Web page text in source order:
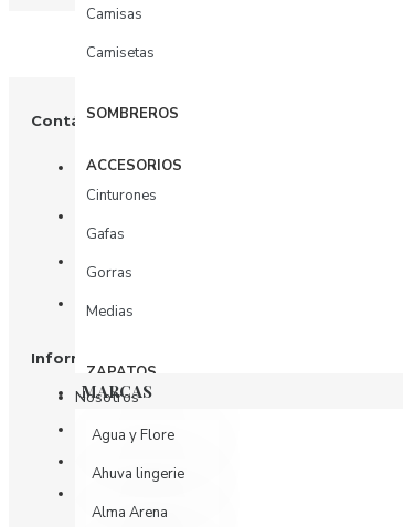
Camisas
Camisetas
SOMBREROS
ACCESORIOS
Cinturones
Gafas
Gorras
Medias
ZAPATOS
MARCAS
Agua y Flore
Ahuva lingerie
Alma Arena
Contáctenos
+57 3003156617
Whatsapp
Información
Nosotros
Información de Envío